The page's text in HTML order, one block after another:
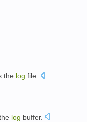
the log file
log buffer.